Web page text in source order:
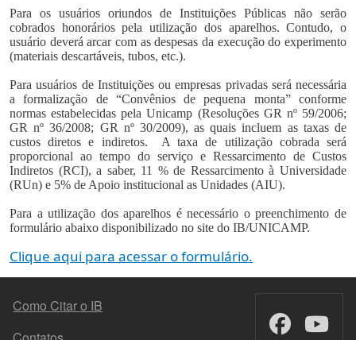
Para os usuários oriundos de Instituições Públicas não serão
cobrados honorários pela utilização dos aparelhos. Contudo, o
usuário deverá arcar com as despesas da execução do experimento
(materiais descartáveis, tubos, etc.).
Para usuários de Instituições ou empresas privadas será necessária
a formalização de “Convênios de pequena monta” conforme
normas estabelecidas pela Unicamp (Resoluções GR nº 59/2006;
GR nº 36/2008; GR nº 30/2009), as quais incluem as taxas de
custos diretos e indiretos. A taxa de utilização cobrada será
proporcional ao tempo do serviço e Ressarcimento de Custos
Indiretos (RCI), a saber, 11 % de Ressarcimento à Universidade
(RUn) e 5% de Apoio institucional as Unidades (AIU).
Para a utilização dos aparelhos é necessário o preenchimento de
formulário abaixo disponibilizado no site do IB/UNICAMP.
Clique aqui para acessar o formulário.
MENU DO RODAPÉ
Como Citar o IB